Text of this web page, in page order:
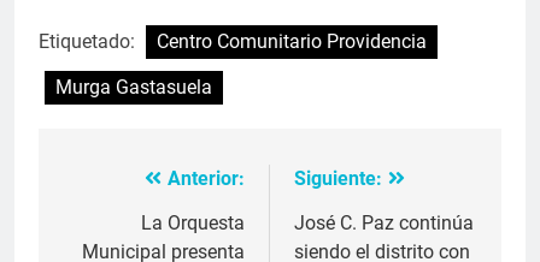
Etiquetado:
Centro Comunitario Providencia
Murga Gastasuela
Navegación
Anterior:
La Orquesta
Municipal presenta
Siguiente:
José C. Paz continúa
siendo el distrito con